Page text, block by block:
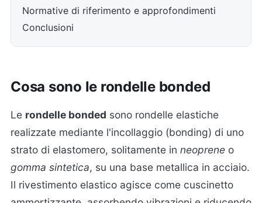
Normative di riferimento e approfondimenti
Conclusioni
Cosa sono le rondelle bonded
Le rondelle bonded sono rondelle elastiche
realizzate mediante l'incollaggio (bonding) di uno
strato di elastomero, solitamente in neoprene o
gomma sintetica, su una base metallica in acciaio.
Il rivestimento elastico agisce come cuscinetto